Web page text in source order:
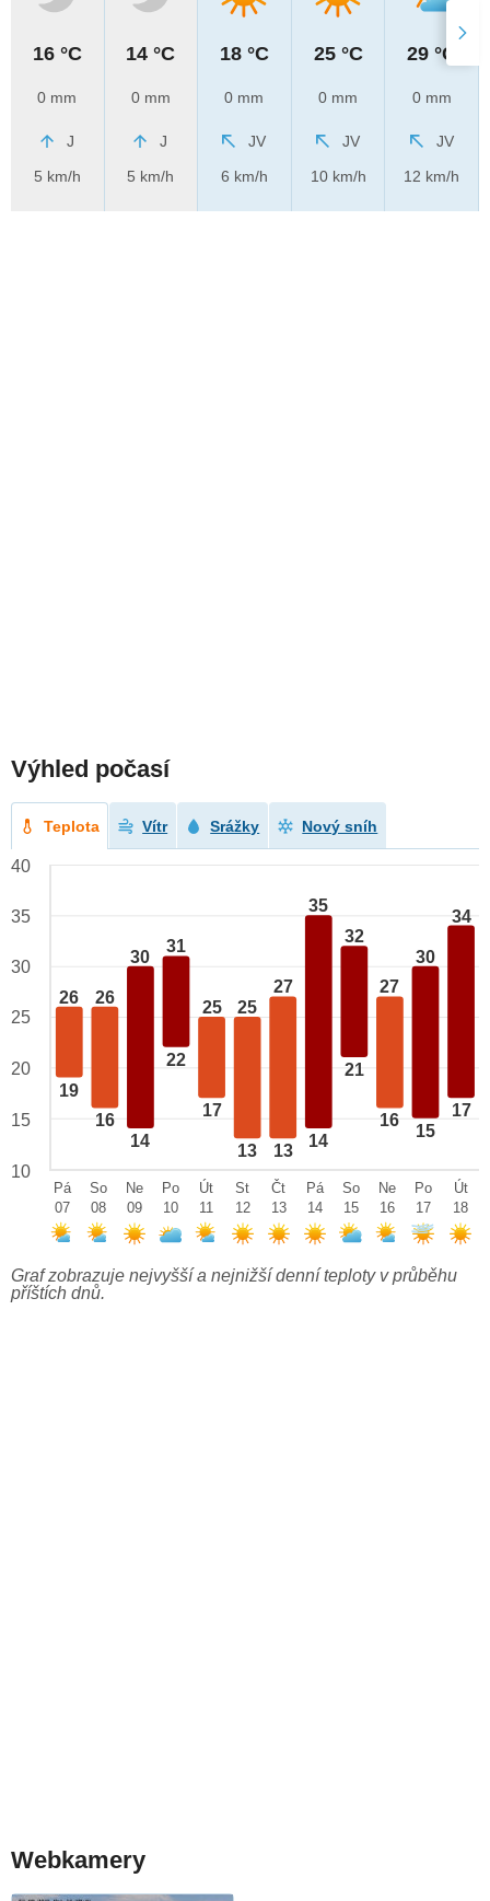
16 °C
0 mm
J
5 km/h
14 °C
0 mm
J
5 km/h
18 °C
0 mm
JV
6 km/h
25 °C
0 mm
JV
10 km/h
29 °C
0 mm
JV
12 km/h
Výhled počasí
Teplota Vítr Srážky Nový sníh
26
19
26
16
30
14
31
22
25
17
25
13
27
13
35
14
32
21
27
16
30
15
34
17
40
35
30
25
20
15
10
Pá
07
So
08
Ne
09
Po
10
Út
11
St
12
Čt
13
Pá
14
So
15
Ne
16
Po
17
Út
18
Graf zobrazuje nejvyšší a nejnižší denní teploty v průběhu
příštích dnů.
Webkamery